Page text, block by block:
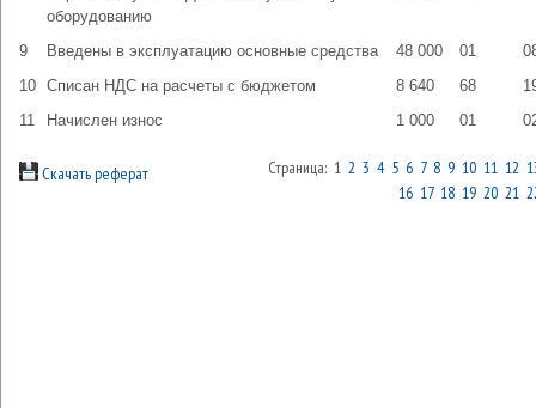
оборудованию
9 Введены в эксплуатацию основные средства 48 000 01
10 Списан НДС на расчеты с бюджетом 8 640 68
11
Начислен износ 1 000 01
Скачать реферат Страница: 1 2 3 4 5 6 7 8 9 10 11 12
16 17 18 19 20 21